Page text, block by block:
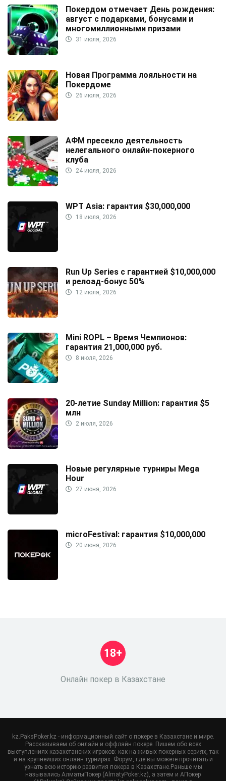
Покердом отмечает День рождения:
август с подарками, бонусами и
многомиллионными призами
31 июля, 2026
Новая Программа лояльности на
Покердоме
26 июля, 2026
АФМ пресекло деятельность
нелегального онлайн-покерного
клуба
24 июля, 2026
WPT Asia: гарантия $30,000,000
18 июля, 2026
Run Up Series с гарантией $10,000,000
и релоад-бонус 50%
12 июля, 2026
Mini ROPL – Время Чемпионов:
гарантия 21,000,000 руб.
8 июля, 2026
20-летие Sunday Million: гарантия $5
млн
2 июля, 2026
Новые регулярные турниры Mega
Hour
27 июня, 2026
microFestival: гарантия $10,000,000
20 июня, 2026
Онлайн покер в Казахстане
18+
kz.PaksPoker.kz - информационный сайт о покере в Казахстане и мире.
Рассказываем об онлайн и оффлайн покере. Пишем обо всех
выступлениях казахстанских игроков: как на живых покерных сериях, так
и на крупнейших онлайн турнирах. Форум, где вы можете прочитать и
узнать всю историю развития покера в Казахстане.Раньше мы
назывались АлматыПокер (AlmatyPoker.kz), а затем и АПокер